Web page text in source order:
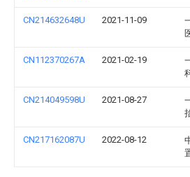
CN214632648U 2021-11-09
CN112370267A 2021-02-19
CN214049598U 2021-08-27
CN217162087U 2022-08-12